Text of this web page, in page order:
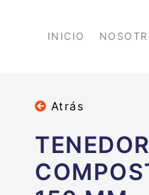
INICIO
Atrás